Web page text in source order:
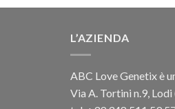
L’AZIENDA
ABC Love Genetix è
Via A. Tortini n.9, Lodi